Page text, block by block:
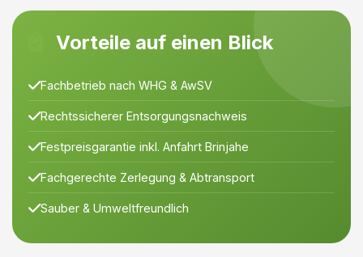
Vorteile auf einen Blick
Fachbetrieb nach WHG & AwSV
Rechtssicherer Entsorgungsnachweis
Festpreisgarantie inkl. Anfahrt Brinjahe
Fachgerechte Zerlegung & Abtransport
Sauber & Umweltfreundlich